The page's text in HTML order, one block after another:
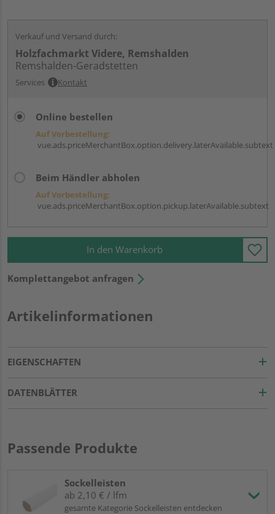
Verkauf und Versand durch:
Holzfachmarkt Videre, Remshalden
Remshalden-Geradstetten
Services Kontakt
Online bestellen
Auf Vorbestellung:
vue.ads.priceMerchantBox.option.delivery.laterAvailable.subtext
Beim Händler abholen
Auf Vorbestellung:
vue.ads.priceMerchantBox.option.pickup.laterAvailable.subtext
In den Warenkorb
Komplettangebot anfragen
Artikelinformationen
EIGENSCHAFTEN
DATENBLÄTTER
Passende Produkte
Sockelleisten
ab 2,10 € / lfm
gesamte Kategorie Sockelleisten entdecken